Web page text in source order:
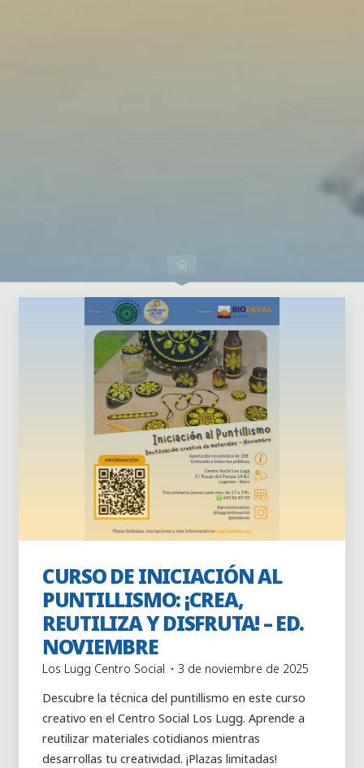
Actividades Centro Social los Lugg Cursos
CURSO DE INICIACIÓN AL
PUNTILLISMO: ¡CREA,
REUTILIZA Y DISFRUTA! – ED.
NOVIEMBRE
Los Lugg Centro Social
3 de noviembre de 2025
Descubre la técnica del puntillismo en este curso
creativo en el Centro Social Los Lugg. Aprende a
reutilizar materiales cotidianos mientras
desarrollas tu creatividad. ¡Plazas limitadas!